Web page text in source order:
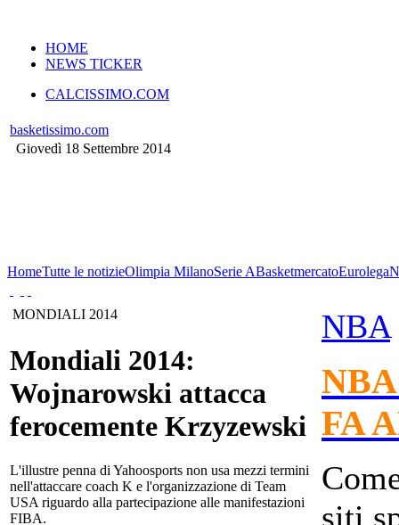
HOME
NEWS TICKER
CALCISSIMO.COM
basketissimo.com
Giovedì 18 Settembre 2014
HomeTutte le notizieOlimpia MilanoSerie ABasketmercatoEurolega
MONDIALI 2014
Mondiali 2014:
Wojnarowski attacca
ferocemente Krzyzewski
L'illustre penna di Yahoosports non usa mezzi termini
nell'attaccare coach K e l'organizzazione di Team
USA riguardo alla partecipazione alle manifestazioni
FIBA.
NBA
FA
siti